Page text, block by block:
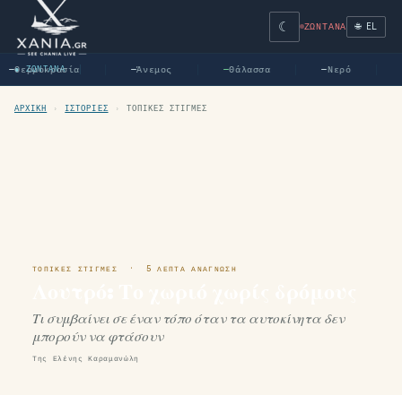
☾ ΖΩΝΤΑΝΆ 🌐 EL
● ΖΩΝΤΑΝΆ
—Θερμοκρασία —Άνεμος —Θάλασσα —Νερό
ΑΡΧΙΚΉ › ΙΣΤΟΡΊΕΣ › ΤΟΠΙΚΈΣ ΣΤΙΓΜΈΣ
ΤΟΠΙΚΈΣ ΣΤΙΓΜΈΣ · 5 ΛΕΠΤΆ ΑΝΆΓΝΩΣΗ
Τι συμβαίνει σε έναν τόπο όταν τα αυτοκίνητα δεν
μπορούν να φτάσουν
Της Ελένης Καραμανώλη